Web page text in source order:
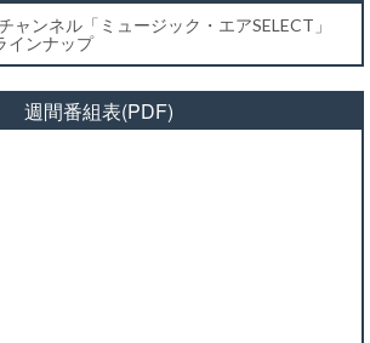
ャンネル「ミュージック・エアSELECT」
インナップ
週間番組表(PDF)